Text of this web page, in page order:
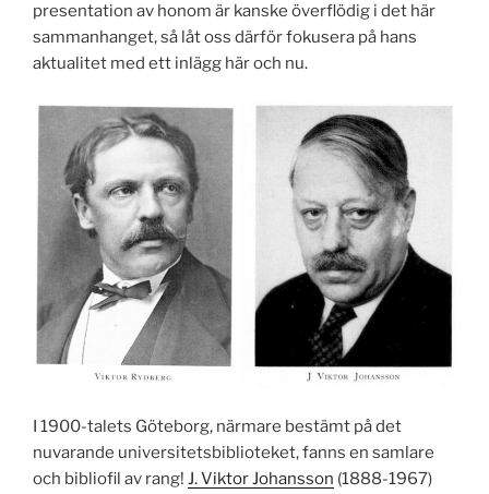
presentation av honom är kanske överflödig i det här
sammanhanget, så låt oss därför fokusera på hans
aktualitet med ett inlägg här och nu.
I 1900-talets Göteborg, närmare bestämt på det
nuvarande universitetsbiblioteket, fanns en samlare
och bibliofil av rang! J. Viktor Johansson (1888-1967)